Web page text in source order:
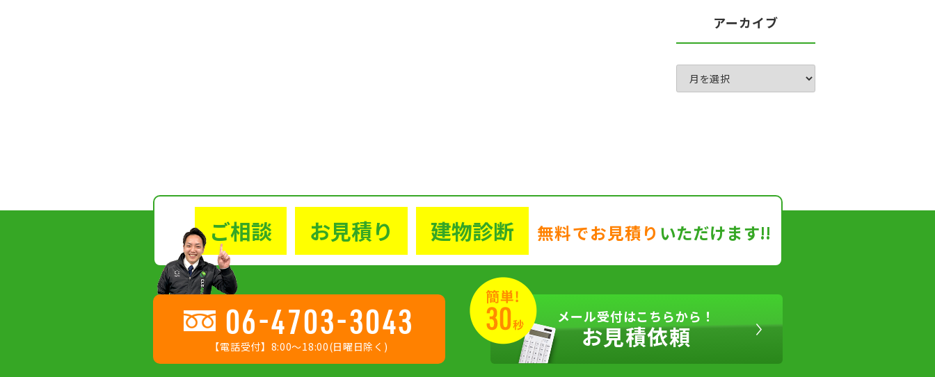
アーカイブ
ご相談 お見積り 建物診断 無料でお見積り いただけます!!
06-4703-3043
【電話受付】8:00〜18:00(日曜日除く)
メール受付はこちらから！
お見積依頼